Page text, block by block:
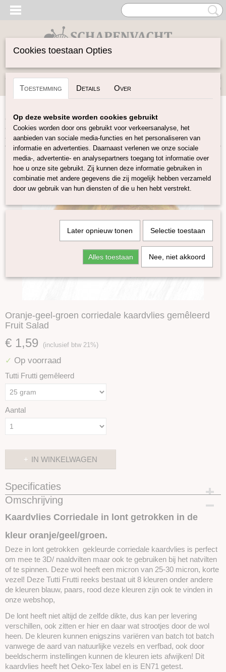
Inloggen Registreren
(0)
Home>Gekaarde Wol>Kaardvlies in lont gekleurd Tutti
Frutti>Oranje-geel-groen corriedale kaardvlies gemêleerd
Fruit Salad
Oranje-geel-groen corriedale kaardvlies gemêleerd
Fruit Salad
€ 1,59 (inclusief btw 21%)
✓ Op voorraad
Tutti Frutti gemêleerd
Aantal
IN WINKELWAGEN
Specificaties
Productcode
Omschrijving
Kaardvlies Corriedale in lont getrokken in de
kleur oranje/geel/groen.
Deze in lont getrokken gekleurde corriedale kaardvlies is perfect
om mee te 3D/ naaldvilten maar ook te gebruiken bij het natvilten
of te spinnen. Deze wol heeft een micron van 25-30 micron, korte
vezel! Deze Tutti Frutti reeks bestaat uit 8 kleuren onder andere
de kleuren blauw, paars, rood deze kleuren zijn ook te vinden in
onze webshop,
De lont heeft niet altijd de zelfde dikte, dus kan per levering
verschillen, ook zitten er hier en daar wat strootjes door de wol
heen. De kleuren kunnen enigszins variëren van batch tot batch
vanwege de aard van natuurlijke vezels en verfbad, ook door
beeldscherm instellingen kunnen de kleuren iets afwijken! Dit
kaardvlies heeft het Oeko-Tex label en is EN71 getest.
Cookies toestaan Opties
Toestemming Details Over
Op deze website worden cookies gebruikt
Cookies worden door ons gebruikt voor verkeersanalyse, het
aanbieden van sociale media-functies en het personaliseren van
informatie en advertenties. Daarnaast verlenen we onze sociale
media-, advertentie- en analysepartners toegang tot informatie over
hoe u onze site gebruikt. Zij kunnen deze informatie gebruiken in
combinatie met andere gegevens die zij mogelijk hebben verzameld
door uw gebruik van hun diensten of die u hen hebt verstrekt.
Later opnieuw tonen Selectie toestaan
Alles toestaan Nee, niet akkoord